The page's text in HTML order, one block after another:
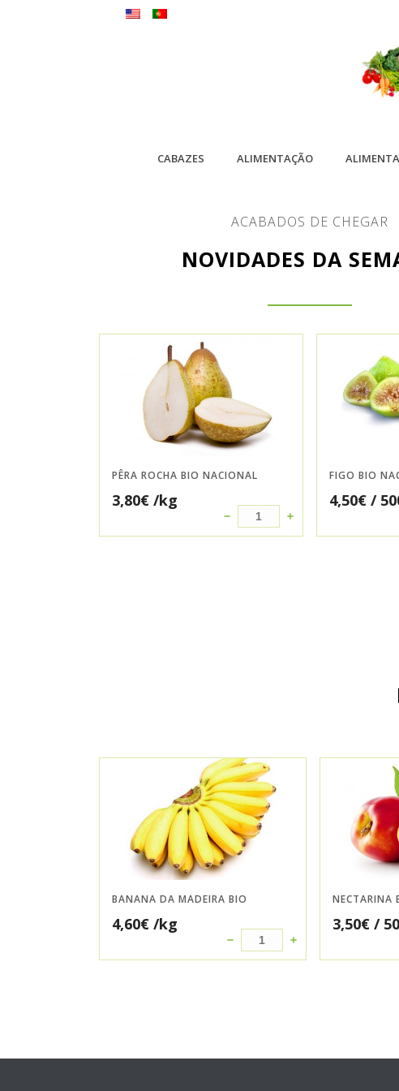
CABAZES ALIMENTAÇÃO
ACABADOS DE CHEGAR
NOVIDADES DA
PÊRA ROCHA BIO NACIONAL
3,80€ /kg
FIGO BIO
4,50€ /
BANANA DA MADEIRA BIO
4,60€ /kg
NECTARINA
3,50€/